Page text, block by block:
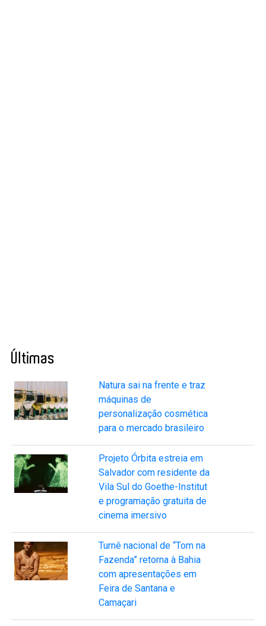
Últimas
Natura sai na frente e traz
máquinas de
personalização cosmética
para o mercado brasileiro
Projeto Órbita estreia em
Salvador com residente da
Vila Sul do Goethe-Institut
e programação gratuita de
cinema imersivo
Turnê nacional de “Tom na
Fazenda” retorna à Bahia
com apresentações em
Feira de Santana e
Camaçari